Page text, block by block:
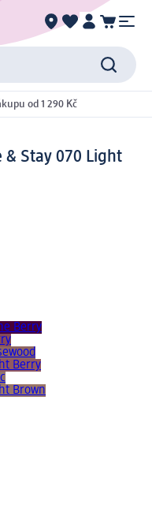
od 1 290 Kč
Stay 070 Light
Berry
Berry
Brown